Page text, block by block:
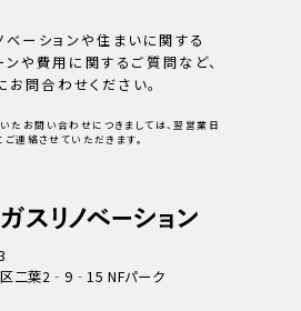
ベーションや住まいに関する
ンや費用に関するご質問など、
お問合わせください。
お問い合わせにつきましては、翌営業日
ご連絡させていただきます。
二葉2‐9‐15 NFパーク